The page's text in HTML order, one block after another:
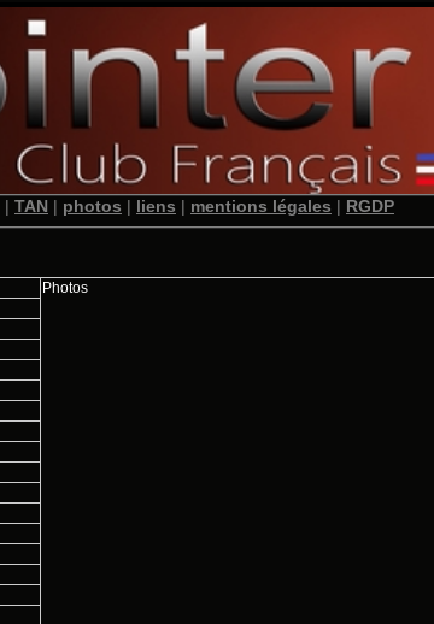
| TAN | photos | liens | mentions légales | RGDP
Photos